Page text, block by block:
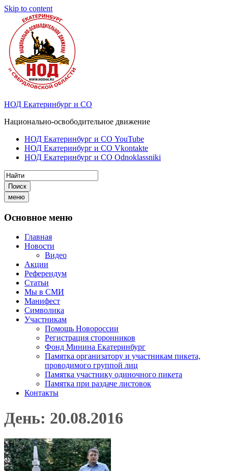
Skip to content
НОД Екатеринбург и СО
Национально-освободительное движение
НОД Екатеринбург и СО YouTube
НОД Екатеринбург и СО Vkontakte
НОД Екатеринбург и СО Odnoklassniki
Поиск
меню
Основное меню
Главная
Новости
Видео
Акции
Референдум
Статьи
Мы в СМИ
Манифест
Символика
Участникам
Помощь Новороссии
Регистрация сторонников
Фонд Минина Екатеринбург
Памятка организатору и участникам пикета,
проводимого группой лиц
Памятка участнику одиночного пикета
Памятка при раздаче листовок
Контакты
День: 20.08.2016